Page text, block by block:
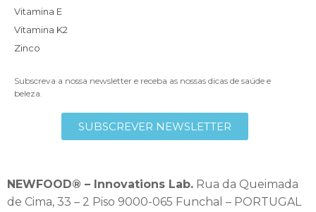
Vitamina E
Vitamina K2
Zinco
Subscreva a nossa newsletter e receba as nossas dicas de saúde e
beleza.
SUBSCREVER NEWSLETTER
NEWFOOD® – Innovations Lab. Rua da Queimada
de Cima, 33 – 2 Piso 9000-065 Funchal – PORTUGAL